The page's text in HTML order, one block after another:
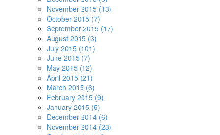
November 2015 (13)
October 2015 (7)
September 2015 (17)
August 2015 (3)
July 2015 (101)
June 2015 (7)
May 2015 (12)
April 2015 (21)
March 2015 (6)
February 2015 (9)
January 2015 (5)
December 2014 (6)
November 2014 (23)